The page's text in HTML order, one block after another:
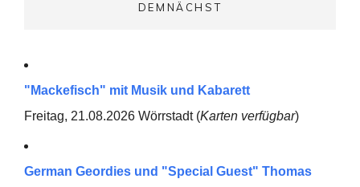
DEMNÄCHST
"Mackefisch" mit Musik und Kabarett
Freitag, 21.08.2026 Wörrstadt (Karten verfügbar)
German Geordies und "Special Guest" Thomas